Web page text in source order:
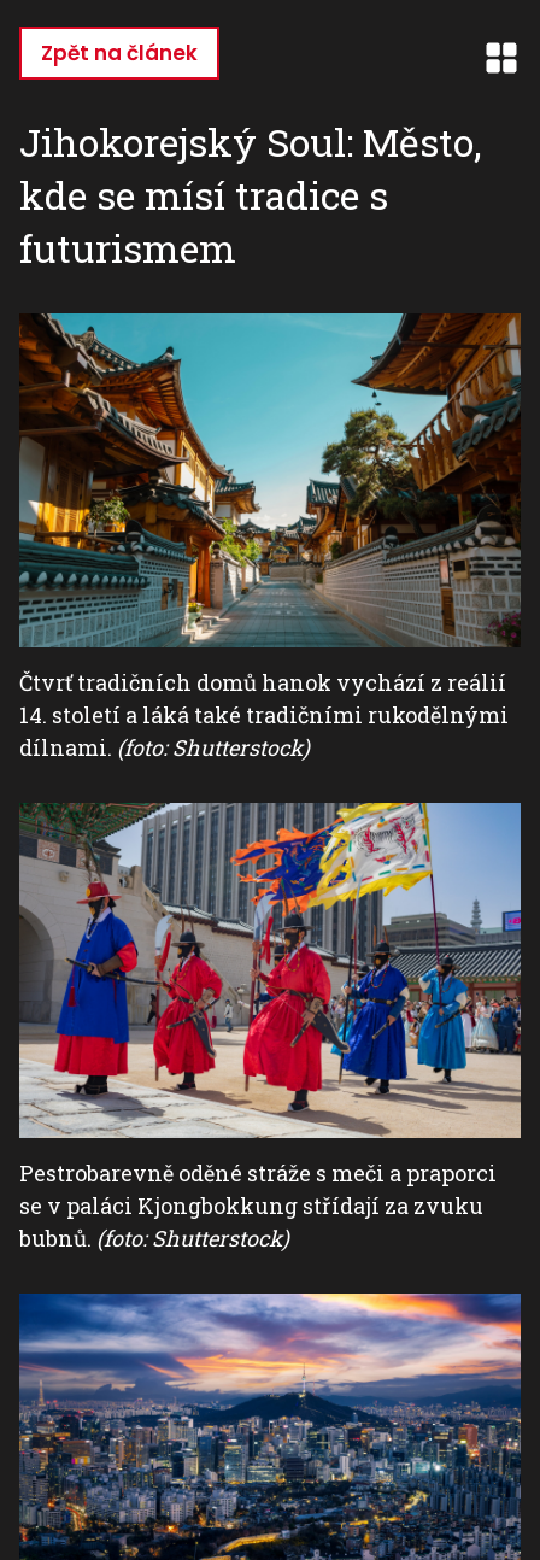
hlavnímu
Zpět na článek
Jihokorejský Soul: Město,
kde se mísí tradice s
futurismem
Čtvrť tradičních domů hanok vychází z reálií
14. století a láká také tradičními rukodělnými
dílnami. (foto: Shutterstock)
Pestrobarevně oděné stráže s meči a praporci
se v paláci Kjongbokkung střídají za zvuku
bubnů. (foto: Shutterstock)